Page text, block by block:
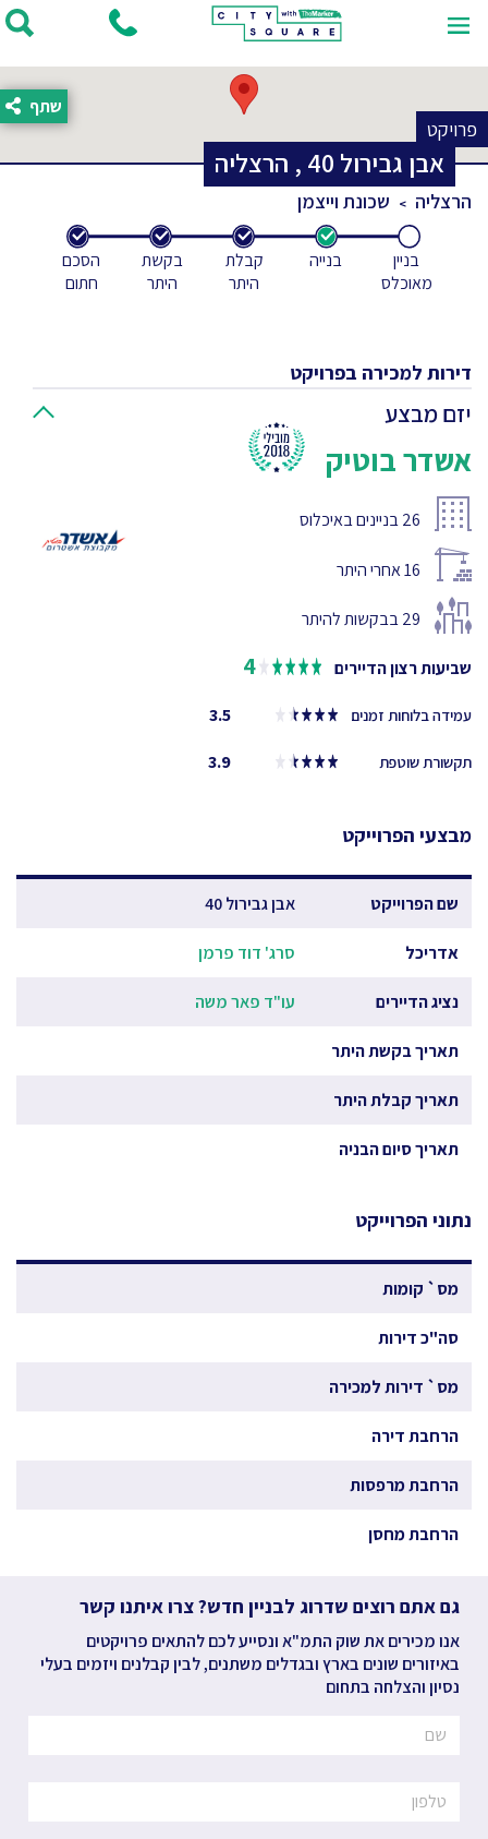
פרויקט
אבן גבירול 40
, הרצליה
שתף
הרצליה שכונת וייצמן
בניין
מאוכלס
בנייה
קבלת
היתר
בקשת
היתר
הסכם
חתום
דירות למכירה בפרויקט
יזם מבצע
אשדר בוטיק
26בניינים באיכלוס
16אחרי היתר
29בבקשות להיתר
שביעות רצון הדיירים 4
עמידה בלוחות זמנים 3.5
תקשורת שוטפת 3.9
מבצעי הפרוייקט
שם הפרוייקט אבן גבירול 40
אדריכל סרג' דוד פרמן
נציג הדיירים עו"ד פאר משה
תאריך בקשת היתר
תאריך קבלת היתר
תאריך סיום הבניה
נתוני הפרוייקט
מס` קומות
סה"כ דירות
מס` דירות למכירה
הרחבת דירה
הרחבת מרפסות
הרחבת מחסן
גם אתם רוצים שדרוג לבניין חדש? צרו איתנו קשר
אנו מכירים את שוק התמ"א ונסייע לכם להתאים פרויקטים
באיזורים שונים בארץ ובגדלים משתנים, לבין קבלנים ויזמים בעלי
נסיון והצלחה בתחום